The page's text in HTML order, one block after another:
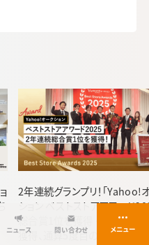
ニュース 問い合わせ
2年連続グランプリ！「Yahoo!
ション ベストストアアワード
総合賞1位を獲得 ～4つの部
獲得、通算5度目の日本一に～